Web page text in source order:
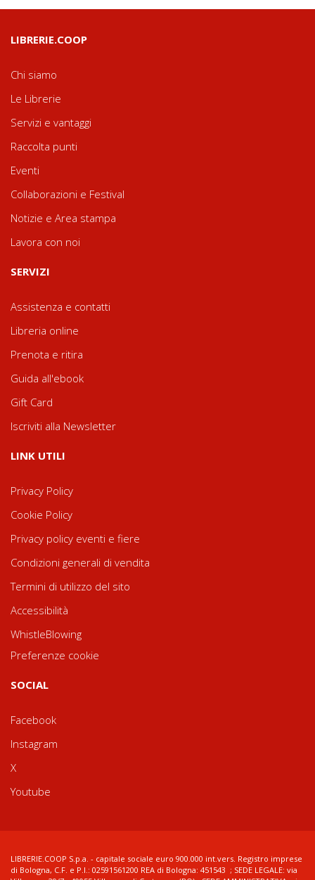
LIBRERIE.COOP
Chi siamo
Le Librerie
Servizi e vantaggi
Raccolta punti
Eventi
Collaborazioni e Festival
Notizie e Area stampa
Lavora con noi
SERVIZI
Assistenza e contatti
Libreria online
Prenota e ritira
Guida all'ebook
Gift Card
Iscriviti alla Newsletter
LINK UTILI
Privacy Policy
Cookie Policy
Privacy policy eventi e fiere
Condizioni generali di vendita
Termini di utilizzo del sito
Accessibilità
WhistleBlowing
Preferenze cookie
SOCIAL
Facebook
Instagram
X
Youtube
LIBRERIE.COOP S.p.a. - capitale sociale euro 900.000 int.vers. Registro imprese
di Bologna, C.F. e P.I.: 02591561200 REA di Bologna: 451543 ; SEDE LEGALE: via